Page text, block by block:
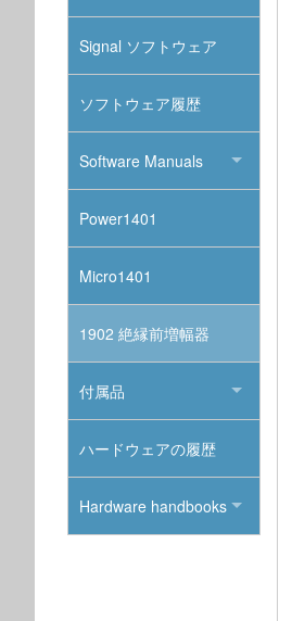
Signal ソフトウェア
ソフトウェア履歴
Software Manuals
Power1401
Micro1401
1902 絶縁前増幅器
付属品
ハードウェアの履歴
Hardware handbooks